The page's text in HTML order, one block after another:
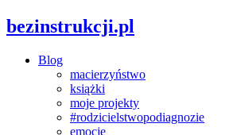
bezinstrukcji.pl
Blog
macierzyństwo
książki
moje projekty
#rodzicielstwopodiagnozie
emocje